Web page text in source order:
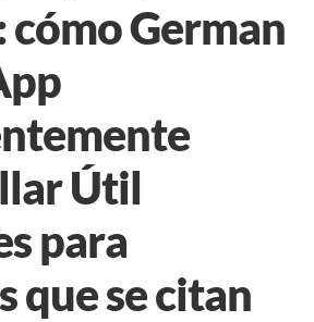
cómo German
Útil
para
que se citan